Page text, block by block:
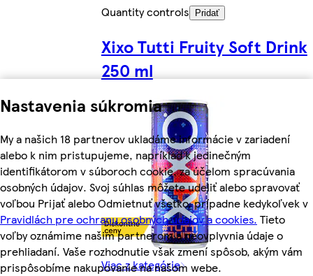
Nastavenia súkromia
My a našich 18 partnerov ukladáme informácie v zariadení
alebo k nim pristupujeme, napríklad k jedinečným
identifikátorom v súboroch cookie, za účelom spracúvania
osobných údajov. Svoj súhlas môžete udeliť alebo spravovať
voľbou Prijať alebo Odmietnuť všetko, prípadne kedykoľvek v
Pravidlách pre ochranu osobných údajov a cookies. Tieto
voľby oznámime našim partnerom a neovplyvnia údaje o
prehliadaní. Vaše rozhodnutie však zmení spôsob, akým vám
prispôsobíme nakupovanie na našom webe.
Quantity controls
Pridať
Xixo Tutti Fruity Soft Drink
250 ml
Viac z kategórie